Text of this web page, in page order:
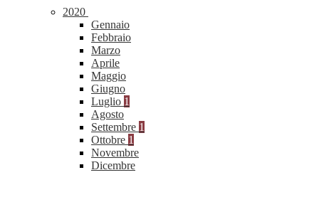
2020
Gennaio
Febbraio
Marzo
Aprile
Maggio
Giugno
Luglio 1
Agosto
Settembre 1
Ottobre 1
Novembre
Dicembre